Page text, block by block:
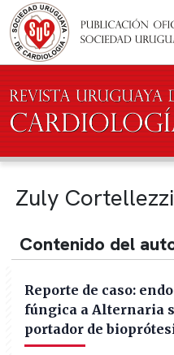
Pasar al contenido principal
Zuly Cortellezzi
Contenido del
Reporte de caso:
fúngica a Alternaria
portador de